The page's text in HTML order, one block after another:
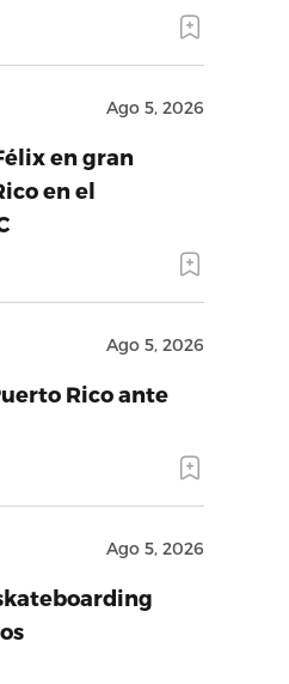
Ago 5, 2026
en gran
en el
Ago 5, 2026
Rico ante
Ago 5, 2026